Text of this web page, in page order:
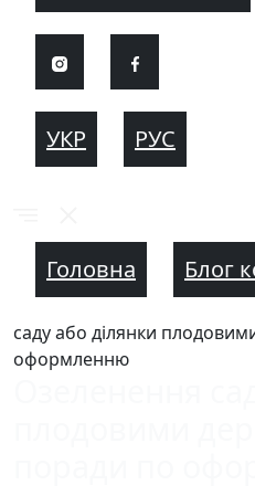
УКР РУС
Головна Блог
саду або ділянки
оформленню